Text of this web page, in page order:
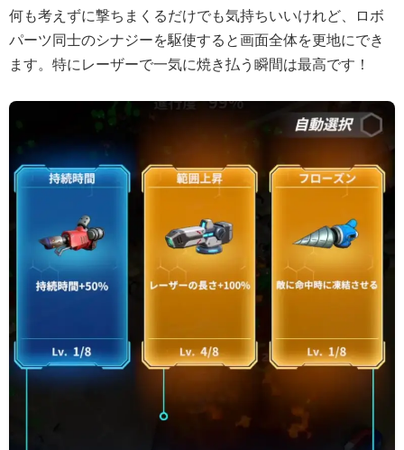
何も考えずに撃ちまくるだけでも気持ちいいけれど、ロボ
パーツ同士のシナジーを駆使すると画面全体を更地にでき
ます。特にレーザーで一気に焼き払う瞬間は最高です！